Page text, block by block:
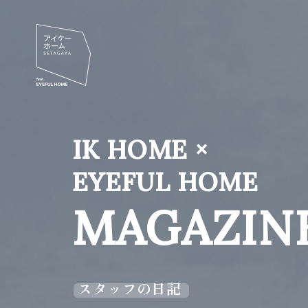
IK HOME ×
EYEFUL HOME
スタッフの日記